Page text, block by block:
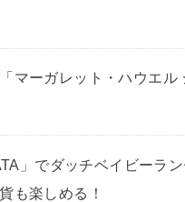
マーガレット・ハウエル
」でダッチベイビーラン
も楽しめる！